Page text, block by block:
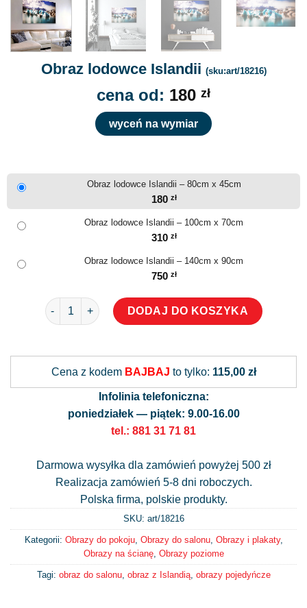
Obraz lodowce Islandii (sku:art/18216)
cena od: 180 zł
wyceń na wymiar
Obraz lodowce Islandii – 80cm x 45cm
180 zł
Obraz lodowce Islandii – 100cm x 70cm
310 zł
Obraz lodowce Islandii – 140cm x 90cm
750 zł
ilość Obraz lodowce Islandii
DODAJ DO KOSZYKA
Cena z kodem BAJBAJ to tylko: 115,00 zł
Infolinia telefoniczna:
poniedziałek — piątek: 9.00-16.00
tel.: 881 31 71 81
Darmowa wysyłka dla zamówień powyżej 500 zł
Realizacja zamówień 5-8 dni roboczych.
Polska firma, polskie produkty.
SKU: art/18216
Kategorii: Obrazy do pokoju, Obrazy do salonu, Obrazy i plakaty,
Obrazy na ścianę, Obrazy poziome
Tagi: obraz do salonu, obraz z Islandią, obrazy pojedyńcze